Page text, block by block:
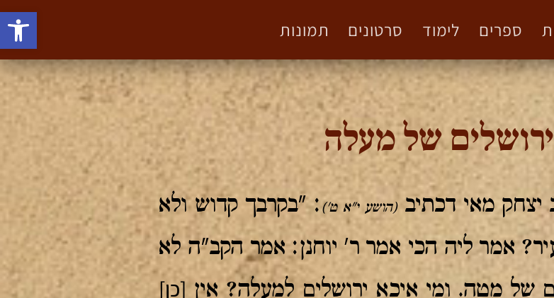
פתח ספרים לימוד סרטונים תמונות
של מעלה
יצחק מאי דכתיב(הושע י"א ט'): "בקרבך קדוש ולא
אמר ליה הכי אמר ר' יוחנן: אמר הקב"ה לא
של מטה. ומי איכא ירושלים למעלה? אין[כן]